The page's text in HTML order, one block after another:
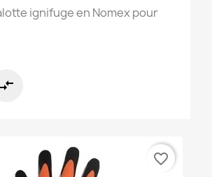
ignifuge en Nomex pour
compare_arrows
favorite_border